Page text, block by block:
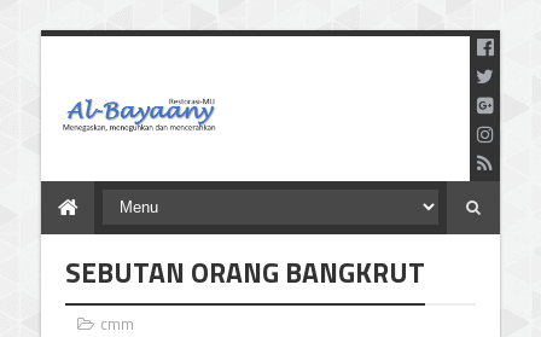
dan Mencerahkan
SEBUTAN ORANG BANGKRUT
cmm